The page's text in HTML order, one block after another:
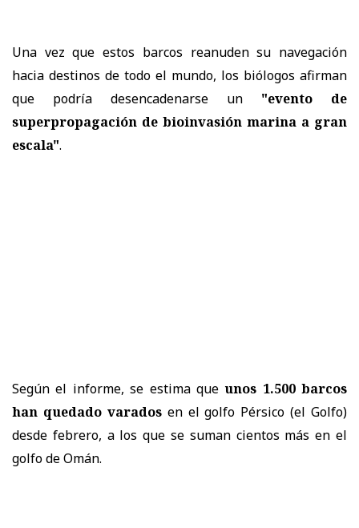
Una vez que estos barcos reanuden su navegación
hacia destinos de todo el mundo, los biólogos afirman
que podría desencadenarse un "evento de
superpropagación de bioinvasión marina a gran
escala".
Según el informe, se estima queunos 1.500 barcos
han quedado varadosen el golfo Pérsico (el Golfo)
desde febrero, a los que se suman cientos más en el
golfo de Omán.